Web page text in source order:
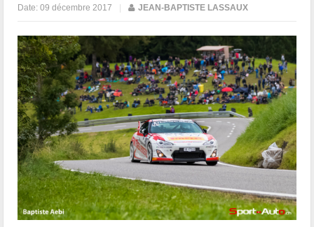
Date:09 décembre 2017 | JEAN-BAPTISTE LASSAUX